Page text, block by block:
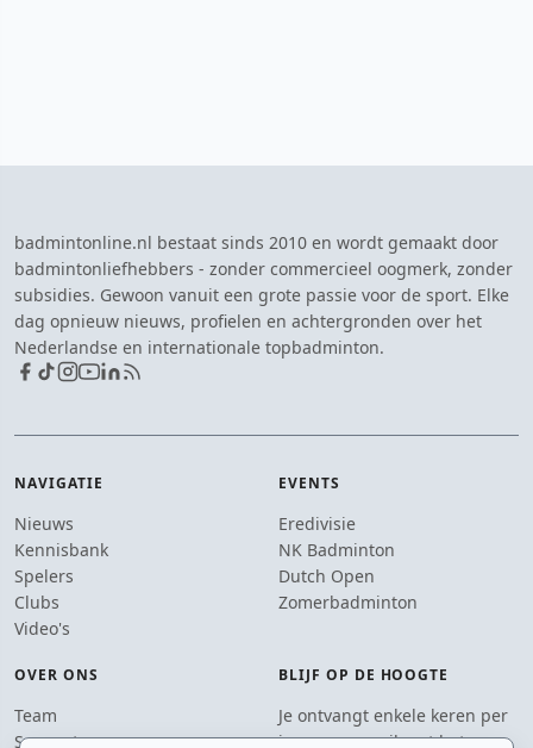
badmintonline.nl bestaat sinds 2010 en wordt gemaakt door
badmintonliefhebbers - zonder commercieel oogmerk, zonder
subsidies. Gewoon vanuit een grote passie voor de sport. Elke
dag opnieuw nieuws, profielen en achtergronden over het
Nederlandse en internationale topbadminton.
NAVIGATIE
Nieuws
Kennisbank
Spelers
Clubs
Video's
EVENTS
Eredivisie
NK Badminton
Dutch Open
Zomerbadminton
OVER ONS
Team
Supporters
BLIJF OP DE HOOGTE
Je ontvangt enkele keren per
jaar een e-mail met het